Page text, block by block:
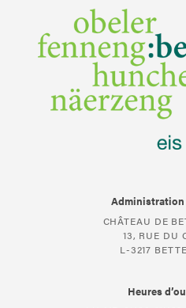
Administration
CHÂTEAU DE
13, RUE DU
L-3217
Heures